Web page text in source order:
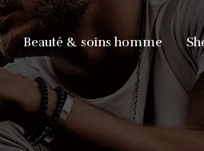
Beauté & soins homme